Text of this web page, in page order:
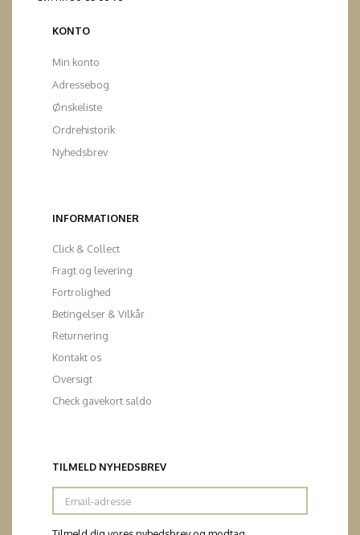
KONTO
Min konto
Adressebog
Ønskeliste
Ordrehistorik
Nyhedsbrev
INFORMATIONER
Click & Collect
Fragt og levering
Fortrolighed
Betingelser & Vilkår
Returnering
Kontakt os
Oversigt
Check gavekort saldo
TILMELD NYHEDSBREV
Email-
adresse